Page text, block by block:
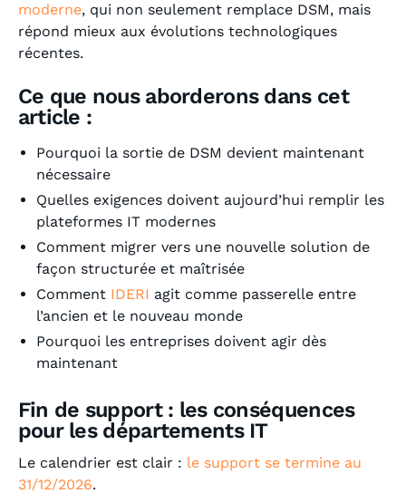
moderne, qui non seulement remplace DSM, mais
répond mieux aux évolutions technologiques
récentes.
Ce que nous aborderons dans cet
article :
Pourquoi la sortie de DSM devient maintenant
nécessaire
Quelles exigences doivent aujourd’hui remplir les
plateformes IT modernes
Comment migrer vers une nouvelle solution de
façon structurée et maîtrisée
Comment IDERI agit comme passerelle entre
l’ancien et le nouveau monde
Pourquoi les entreprises doivent agir dès
maintenant
Fin de support : les conséquences
pour les départements IT
Le calendrier est clair : le support se termine au
31/12/2026.